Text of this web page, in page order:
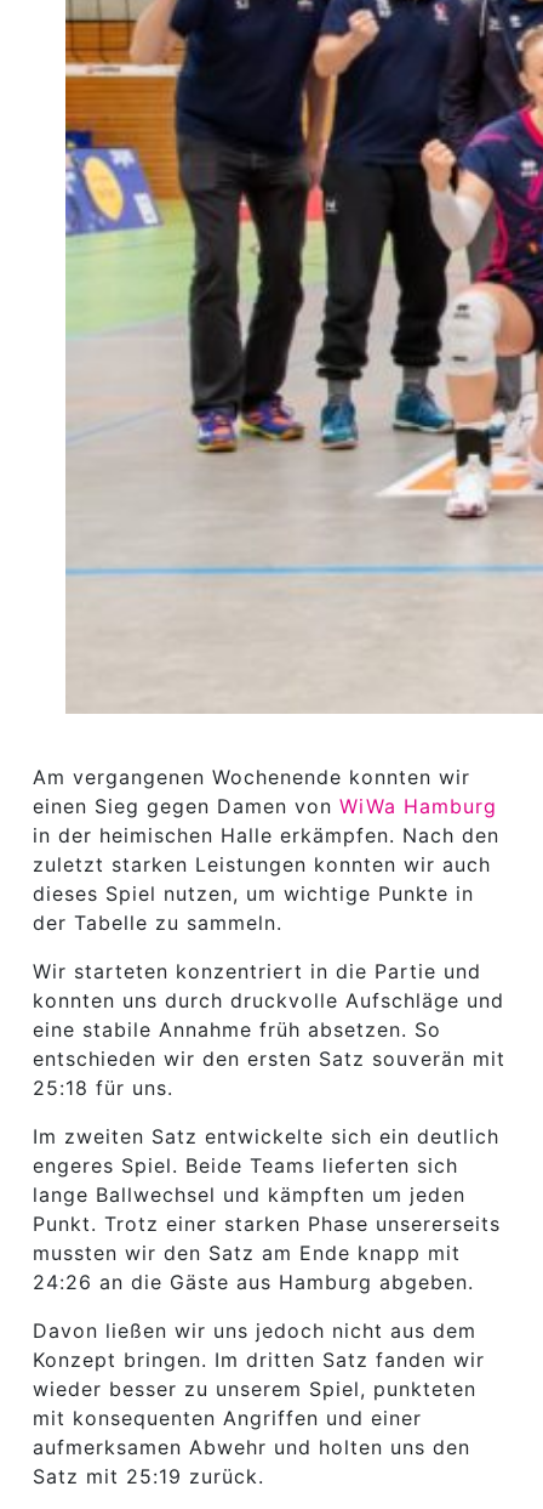
Am vergangenen Wochenende konnten wir
einen Sieg gegen Damen von WiWa Hamburg
in der heimischen Halle erkämpfen. Nach den
zuletzt starken Leistungen konnten wir auch
dieses Spiel nutzen, um wichtige Punkte in
der Tabelle zu sammeln.
Wir starteten konzentriert in die Partie und
konnten uns durch druckvolle Aufschläge und
eine stabile Annahme früh absetzen. So
entschieden wir den ersten Satz souverän mit
25:18 für uns.
Im zweiten Satz entwickelte sich ein deutlich
engeres Spiel. Beide Teams lieferten sich
lange Ballwechsel und kämpften um jeden
Punkt. Trotz einer starken Phase unsererseits
mussten wir den Satz am Ende knapp mit
24:26 an die Gäste aus Hamburg abgeben.
Davon ließen wir uns jedoch nicht aus dem
Konzept bringen. Im dritten Satz fanden wir
wieder besser zu unserem Spiel, punkteten
mit konsequenten Angriffen und einer
aufmerksamen Abwehr und holten uns den
Satz mit 25:19 zurück.